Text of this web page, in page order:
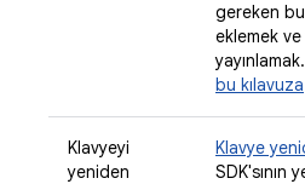
gereken
eklemek
bu kılavuza
Klavyeyi
yeniden
Klavye
SDK'sının